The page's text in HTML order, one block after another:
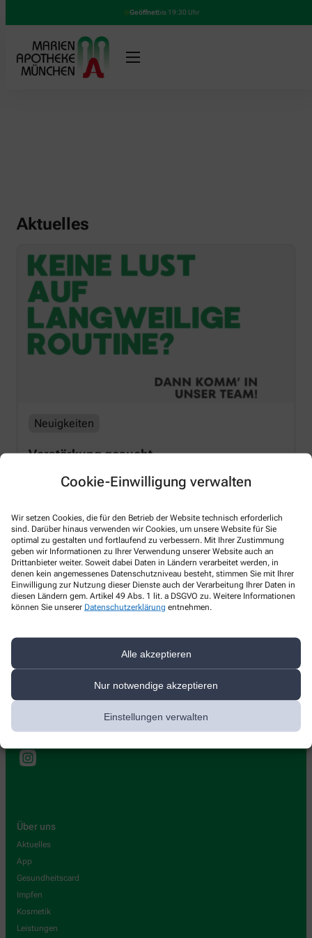
Cookie-Einwilligung verwalten
Wir setzen Cookies, die für den Betrieb der Website technisch erforderlich
sind. Darüber hinaus verwenden wir Cookies, um unsere Website für Sie
optimal zu gestalten und fortlaufend zu verbessern. Mit Ihrer Zustimmung
geben wir Informationen zu Ihrer Verwendung unserer Website auch an
Drittanbieter weiter. Soweit dabei Daten in Ländern verarbeitet werden, in
denen kein angemessenes Datenschutzniveau besteht, stimmen Sie mit Ihrer
Einwilligung zur Nutzung dieser Dienste auch der Verarbeitung Ihrer Daten in
diesen Ländern gem. Artikel 49 Abs. 1 lit. a DSGVO zu. Weitere Informationen
können Sie unserer Datenschutzerklärung entnehmen.
Alle akzeptieren
Nur notwendige akzeptieren
Einstellungen verwalten
Geöffnetbis 19:30 Uhr
Aktuelles
Neuigkeiten
Verstärkung gesucht
Mehr Lesen
Marien Apotheke München
Über uns
Aktuelles
App
Gesundheitscard
Impfen
Kosmetik
Leistungen